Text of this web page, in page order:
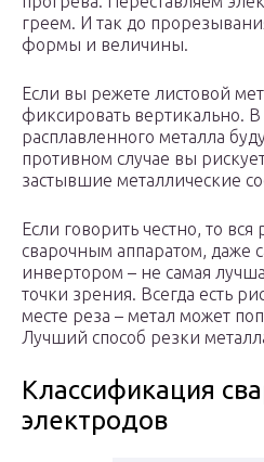
греем. И так до
формы и величины.
Если вы режете листовой
фиксировать вертикально. В
расплавленного металла
противном случае вы
застывшие металлические
Если говорить честно, то вся
сварочным аппаратом, даже
инвертором – не самая
точки зрения. Всегда есть
месте реза – метал может
Лучший способ резки
Классификация
электродов